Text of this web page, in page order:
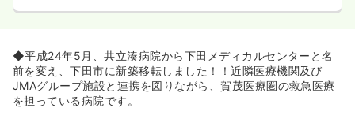
◆平成24年5月、共立湊病院から下田メディカルセンターと名
前を変え、下田市に新築移転しました！！近隣医療機関及び
JMAグループ施設と連携を図りながら、賀茂医療圏の救急医療
を担っている病院です。